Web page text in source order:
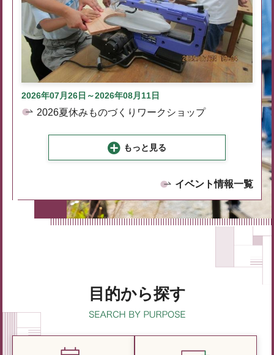
2026年07月26日～2026年08月11日
2026夏休みものづくりワークショップ
もっと見る
イベント情報一覧
目的から探す